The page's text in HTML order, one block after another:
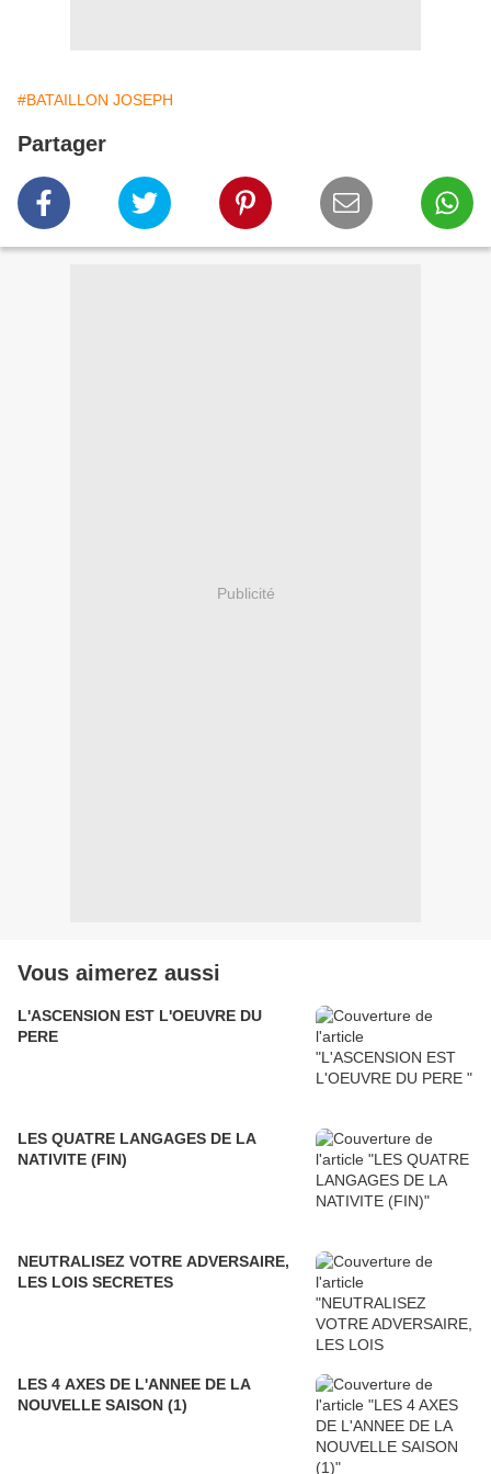
#BATAILLON JOSEPH
Partager
Publicité
Vous aimerez aussi
L'ASCENSION EST L'OEUVRE DU
PERE
LES QUATRE LANGAGES DE LA
NATIVITE (FIN)
NEUTRALISEZ VOTRE ADVERSAIRE,
LES LOIS SECRETES
LES 4 AXES DE L'ANNEE DE LA
NOUVELLE SAISON (1)